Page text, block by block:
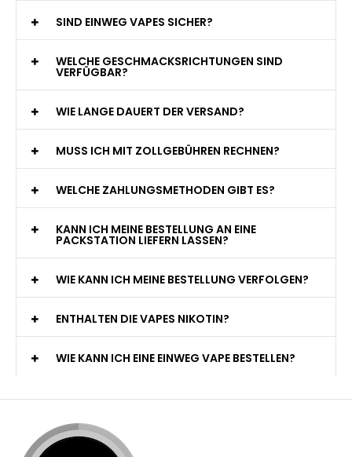
SIND EINWEG VAPES SICHER?
WELCHE GESCHMACKSRICHTUNGEN SIND
VERFÜGBAR?
WIE LANGE DAUERT DER VERSAND?
MUSS ICH MIT ZOLLGEBÜHREN RECHNEN?
WELCHE ZAHLUNGSMETHODEN GIBT ES?
KANN ICH MEINE BESTELLUNG AN EINE
PACKSTATION LIEFERN LASSEN?
WIE KANN ICH MEINE BESTELLUNG VERFOLGEN?
ENTHALTEN DIE VAPES NIKOTIN?
WIE KANN ICH EINE EINWEG VAPE BESTELLEN?